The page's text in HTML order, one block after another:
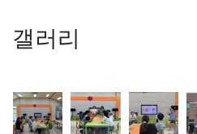
갤러리